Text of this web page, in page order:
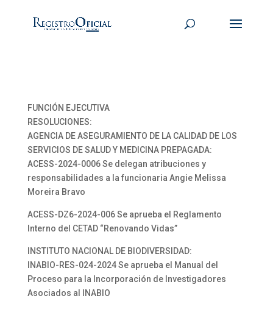
FUNCIÓN EJECUTIVA
RESOLUCIONES:
AGENCIA DE ASEGURAMIENTO DE LA CALIDAD DE LOS
SERVICIOS DE SALUD Y MEDICINA PREPAGADA:
ACESS-2024-0006 Se delegan atribuciones y
responsabilidades a la funcionaria Angie Melissa
Moreira Bravo
ACESS-DZ6-2024-006 Se aprueba el Reglamento
Interno del CETAD “Renovando Vidas”
INSTITUTO NACIONAL DE BIODIVERSIDAD:
INABIO-RES-024-2024 Se aprueba el Manual del
Proceso para la Incorporación de Investigadores
Asociados al INABIO